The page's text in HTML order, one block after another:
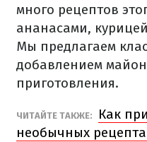
много рецептов
ананасами,
Мы предлагаем
добавлением
приготовления.
ЧИТАЙТЕ ТАКЖЕ:
Как
необычных